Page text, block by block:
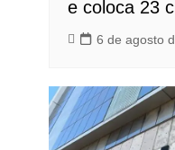
e coloca 23
6 de agosto